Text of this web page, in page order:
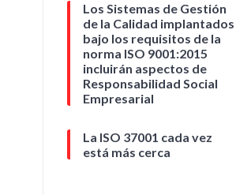
Los Sistemas de Gestión
de la Calidad implantados
bajo los requisitos de la
norma ISO 9001:2015
incluirán aspectos de
Responsabilidad Social
Empresarial
La ISO 37001 cada vez
está más cerca